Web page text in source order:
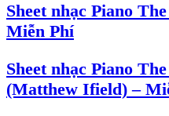
Sheet nhạc Piano
Miễn Phí
Sheet nhạc Piano
(Matthew Ifield) –